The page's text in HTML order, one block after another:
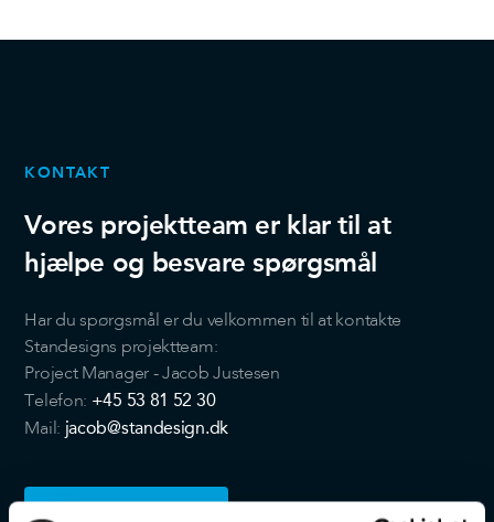
KONTAKT
Vores projektteam er klar til at
hjælpe og besvare spørgsmål
Har du spørgsmål er du velkommen til at kontakte
Standesigns projektteam:
Project Manager - Jacob Justesen
Telefon: +45 53 81 52 30
Mail: jacob@standesign.dk